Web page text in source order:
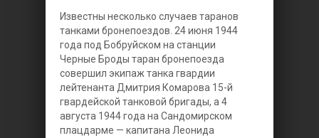
Известны несколько случаев таранов
танками бронепоездов. 24 июня 1944
года под Бобруйском на станции
Черные Броды таран бронепоезда
совершил экипаж танка гвардии
лейтенанта Дмитрия Комарова 15-й
гвардейской танковой бригады, а 4
августа 1944 года на Сандомирском
плацдарме — капитана Леонида